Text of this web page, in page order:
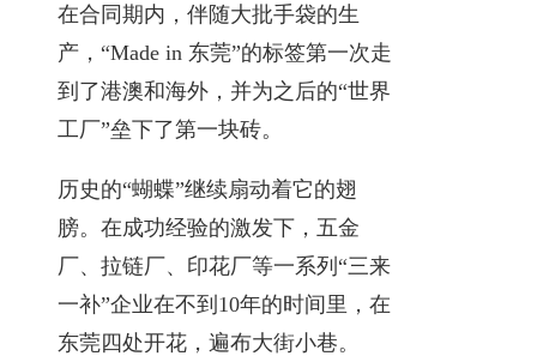
在合同期内，伴随大批手袋的生
产，“Made in 东莞”的标签第一次走
到了港澳和海外，并为之后的“世界
工厂”垒下了第一块砖。
历史的“蝴蝶”继续扇动着它的翅
膀。在成功经验的激发下，五金
厂、拉链厂、印花厂等一系列“三来
一补”企业在不到10年的时间里，在
东莞四处开花，遍布大街小巷。